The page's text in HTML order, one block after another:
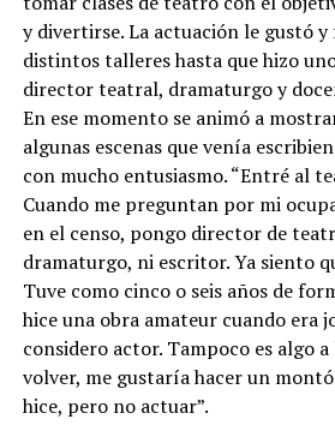
y divertirse. La actuación le gustó
distintos talleres hasta que hizo
director teatral, dramaturgo y
En ese momento se animó a
algunas escenas que venía
con mucho entusiasmo. “Entré al
Cuando me preguntan por mi
en el censo, pongo director de
dramaturgo, ni escritor. Ya siento
Tuve como cinco o seis años de
hice una obra amateur cuando era
considero actor. Tampoco es algo
volver, me gustaría hacer un
hice, pero no actuar”.